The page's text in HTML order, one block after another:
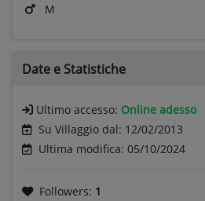
M
Date e Statistiche
Ultimo accesso: Online adesso
Su Villaggio dal: 12/02/2013
Ultima modifica: 05/10/2024
Followers: 1